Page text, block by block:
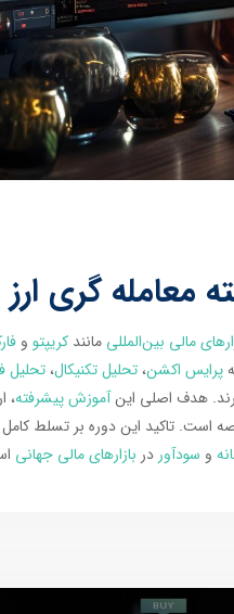
معامله گری
مالی بین‌المللی مانند کریپتو و
پرایس اکشن، تحلیل تکنیکال، تحلیل
هدف اصلی اینآموزش پیشرفته،
است. تاکید این دوره بر تسلط کامل
و سودآور در بازارهای مالی جهانی